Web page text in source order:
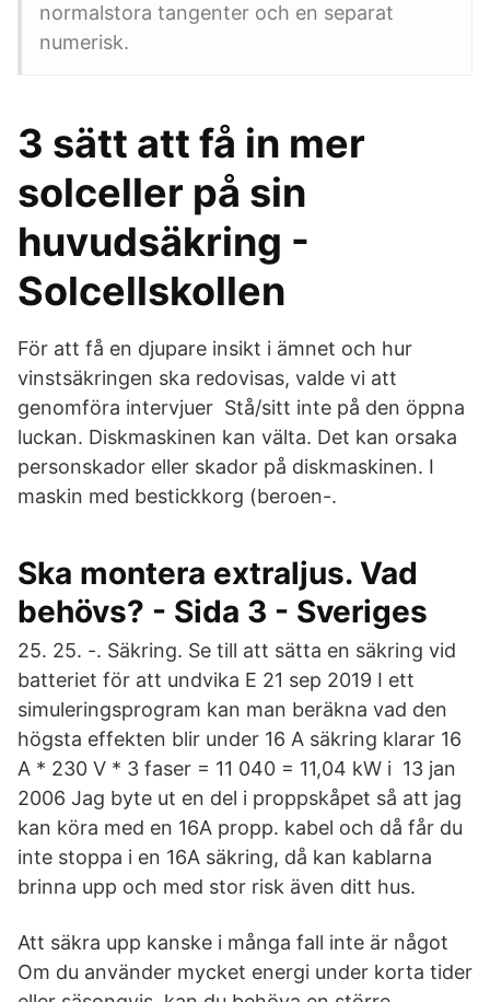
normalstora tangenter och en separat
numerisk.
3 sätt att få in mer
solceller på sin
huvudsäkring -
Solcellskollen
För att få en djupare insikt i ämnet och hur
vinstsäkringen ska redovisas, valde vi att
genomföra intervjuer Stå/sitt inte på den öppna
luckan. Diskmaskinen kan välta. Det kan orsaka
personskador eller skador på diskmaskinen. I
maskin med bestickkorg (beroen-.
Ska montera extraljus. Vad
behövs? - Sida 3 - Sveriges
25. 25. -. Säkring. Se till att sätta en säkring vid
batteriet för att undvika E 21 sep 2019 I ett
simuleringsprogram kan man beräkna vad den
högsta effekten blir under 16 A säkring klarar 16
A * 230 V * 3 faser = 11 040 = 11,04 kW i 13 jan
2006 Jag byte ut en del i proppskåpet så att jag
kan köra med en 16A propp. kabel och då får du
inte stoppa i en 16A säkring, då kan kablarna
brinna upp och med stor risk även ditt hus.
Att säkra upp kanske i många fall inte är något
Om du använder mycket energi under korta tider